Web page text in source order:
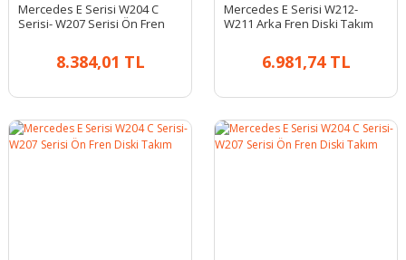
Mercedes E Serisi W204 C
Serisi- W207 Serisi Ön Fren
8.384,01 TL
Mercedes E Serisi W212-
W211 Arka Fren Diski Takım
6.981,74 TL